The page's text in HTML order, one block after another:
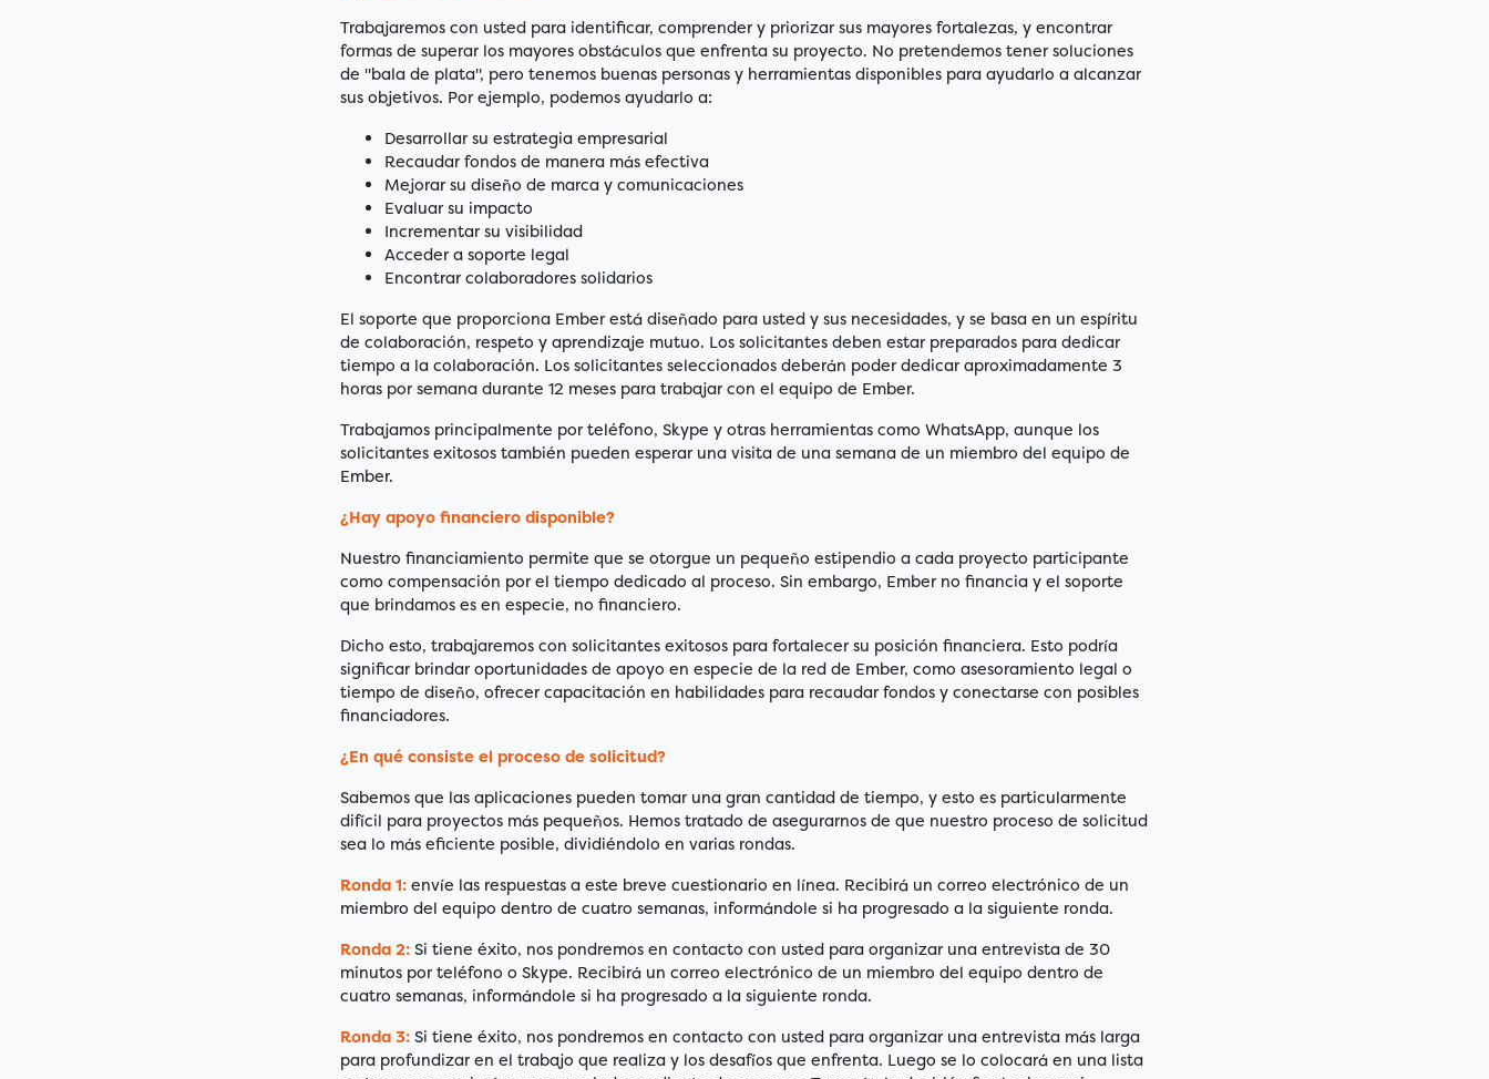
Trabajaremos con usted para identificar, comprender y priorizar sus mayores fortalezas, y encontrar
formas de superar los mayores obstáculos que enfrenta su proyecto. No pretendemos tener soluciones
de "bala de plata", pero tenemos buenas personas y herramientas disponibles para ayudarlo a alcanzar
sus objetivos. Por ejemplo, podemos ayudarlo a:
Desarrollar su estrategia empresarial
Recaudar fondos de manera más efectiva
Mejorar su diseño de marca y comunicaciones
Evaluar su impacto
Incrementar su visibilidad
Acceder a soporte legal
Encontrar colaboradores solidarios
El soporte que proporciona Ember está diseñado para usted y sus necesidades, y se basa en un espíritu
de colaboración, respeto y aprendizaje mutuo. Los solicitantes deben estar preparados para dedicar
tiempo a la colaboración. Los solicitantes seleccionados deberán poder dedicar aproximadamente 3
horas por semana durante 12 meses para trabajar con el equipo de Ember.
Trabajamos principalmente por teléfono, Skype y otras herramientas como WhatsApp, aunque los
solicitantes exitosos también pueden esperar una visita de una semana de un miembro del equipo de
Ember.
¿Hay apoyo financiero disponible?
Nuestro financiamiento permite que se otorgue un pequeño estipendio a cada proyecto participante
como compensación por el tiempo dedicado al proceso. Sin embargo, Ember no financia y el soporte
que brindamos es en especie, no financiero.
Dicho esto, trabajaremos con solicitantes exitosos para fortalecer su posición financiera. Esto podría
significar brindar oportunidades de apoyo en especie de la red de Ember, como asesoramiento legal o
tiempo de diseño, ofrecer capacitación en habilidades para recaudar fondos y conectarse con posibles
financiadores.
¿En qué consiste el proceso de solicitud?
Sabemos que las aplicaciones pueden tomar una gran cantidad de tiempo, y esto es particularmente
difícil para proyectos más pequeños. Hemos tratado de asegurarnos de que nuestro proceso de solicitud
sea lo más eficiente posible, dividiéndolo en varias rondas.
Ronda 1: envíe las respuestas a este breve cuestionario en línea. Recibirá un correo electrónico de un
miembro del equipo dentro de cuatro semanas, informándole si ha progresado a la siguiente ronda.
Ronda 2: Si tiene éxito, nos pondremos en contacto con usted para organizar una entrevista de 30
minutos por teléfono o Skype. Recibirá un correo electrónico de un miembro del equipo dentro de
cuatro semanas, informándole si ha progresado a la siguiente ronda.
Ronda 3: Si tiene éxito, nos pondremos en contacto con usted para organizar una entrevista más larga
para profundizar en el trabajo que realiza y los desafíos que enfrenta. Luego se lo colocará en una lista